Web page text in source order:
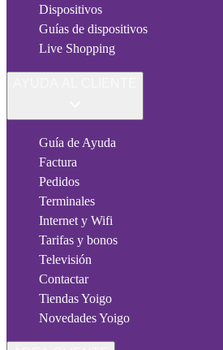
Dispositivos
Guías de dispositivos
Live Shopping
Guía de Ayuda
Factura
Pedidos
Terminales
Internet y Wifi
Tarifas y bonos
Televisión
Contactar
Tiendas Yoigo
Novedades Yoigo